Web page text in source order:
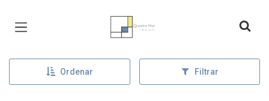
Página inicial
Ordenar Filtrar